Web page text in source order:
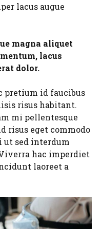
lacus augue
magna aliquet
lacus
dolor.
pretium id faucibus
risus habitant.
mi pellentesque
risus eget commodo
ut sed interdum
hac imperdiet
laoreet a